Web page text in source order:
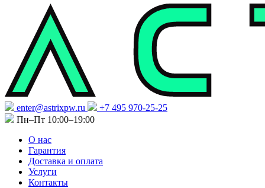
enter@astrixpw.ru
+7 495 970-25-25
Пн–Пт 10:00–19:00
О нас
Гарантия
Доставка и оплата
Услуги
Контакты